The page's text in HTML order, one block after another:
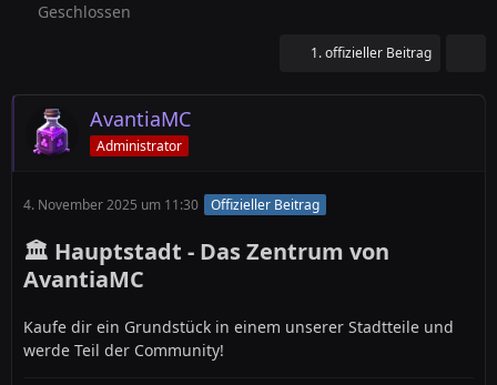
Geschlossen
1. offizieller Beitrag
AvantiaMC
Administrator
4. November 2025 um 11:30 Offizieller Beitrag
🏛️ Hauptstadt - Das Zentrum von
AvantiaMC
Kaufe dir ein Grundstück in einem unserer Stadtteile und
werde Teil der Community!